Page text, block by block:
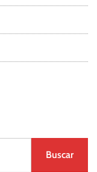
Buscar